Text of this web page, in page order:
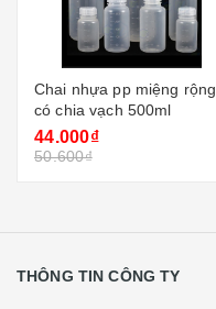
Chai nhựa pp miệng rộng
có chia vạch 500ml
44.000₫
50.600₫
THÔNG TIN CÔNG TY